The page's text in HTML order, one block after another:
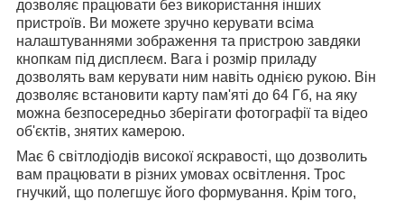
дозволяє працювати без використання інших
пристроїв. Ви можете зручно керувати всіма
налаштуваннями зображення та пристрою завдяки
кнопкам під дисплеєм. Вага і розмір приладу
дозволять вам керувати ним навіть однією рукою. Він
дозволяє встановити карту пам'яті до 64 Гб, на яку
можна безпосередньо зберігати фотографії та відео
об'єктів, знятих камерою.
Має 6 світлодіодів високої яскравості, що дозволить
вам працювати в різних умовах освітлення. Трос
гнучкий, що полегшує його формування. Крім того,